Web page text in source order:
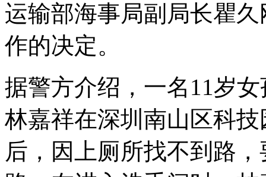
运输部海事局副局长瞿
作的决定。
据警方介绍，一名11岁
林嘉祥在深圳南山区科
后，因上厕所找不到路